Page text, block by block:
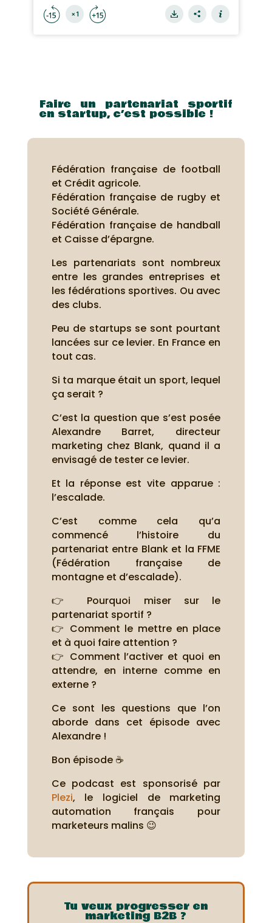
Faire un partenariat sportif
en startup, c’est possible !
Fédération française de football
et Crédit agricole.
Fédération française de rugby et
Société Générale.
Fédération française de handball
et Caisse d’épargne.
Les partenariats sont nombreux
entre les grandes entreprises et
les fédérations sportives. Ou avec
des clubs.
Peu de startups se sont pourtant
lancées sur ce levier. En France en
tout cas.
Si ta marque était un sport, lequel
ça serait ?
C’est la question que s’est posée
Alexandre Barret, directeur
marketing chez Blank, quand il a
envisagé de tester ce levier.
Et la réponse est vite apparue :
l’escalade.
C’est comme cela qu’a
commencé l’histoire du
partenariat entre Blank et la FFME
(Fédération française de
montagne et d’escalade).
👉 Pourquoi miser sur le
partenariat sportif ?
👉 Comment le mettre en place
et à quoi faire attention ?
👉 Comment l’activer et quoi en
attendre, en interne comme en
externe ?
Ce sont les questions que l’on
aborde dans cet épisode avec
Alexandre !
Bon épisode ☕
Ce podcast est sponsorisé par
Plezi, le logiciel de marketing
automation français pour
marketeurs malins 😉
Tu veux progresser en
marketing B2B ?